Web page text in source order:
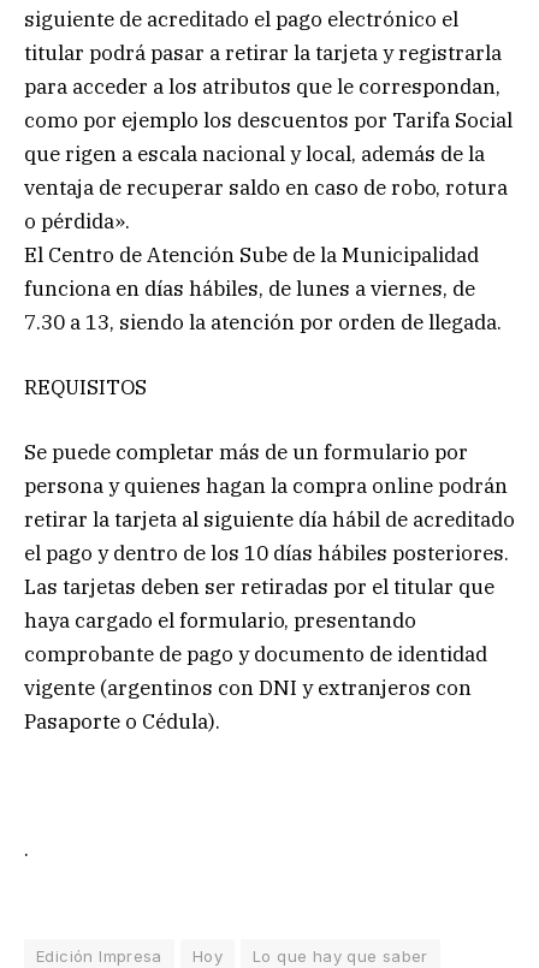
siguiente de acreditado el pago electrónico el
titular podrá pasar a retirar la tarjeta y registrarla
para acceder a los atributos que le correspondan,
como por ejemplo los descuentos por Tarifa Social
que rigen a escala nacional y local, además de la
ventaja de recuperar saldo en caso de robo, rotura
o pérdida».
El Centro de Atención Sube de la Municipalidad
funciona en días hábiles, de lunes a viernes, de
7.30 a 13, siendo la atención por orden de llegada.
REQUISITOS
Se puede completar más de un formulario por
persona y quienes hagan la compra online podrán
retirar la tarjeta al siguiente día hábil de acreditado
el pago y dentro de los 10 días hábiles posteriores.
Las tarjetas deben ser retiradas por el titular que
haya cargado el formulario, presentando
comprobante de pago y documento de identidad
vigente (argentinos con DNI y extranjeros con
Pasaporte o Cédula).
.
Edición Impresa Hoy Lo que hay que saber